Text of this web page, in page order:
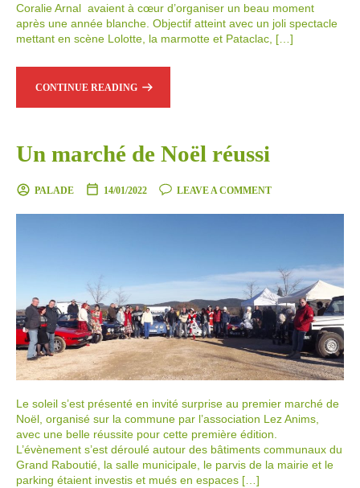
Coralie Arnal avaient à cœur d’organiser un beau moment
après une année blanche. Objectif atteint avec un joli spectacle
mettant en scène Lolotte, la marmotte et Pataclac, […]
CONTINUE READING
Un marché de Noël réussi
PALADE 14/01/2022 LEAVE A COMMENT
Le soleil s’est présenté en invité surprise au premier marché de
Noël, organisé sur la commune par l’association Lez Anims,
avec une belle réussite pour cette première édition.
L’évènement s’est déroulé autour des bâtiments communaux du
Grand Raboutié, la salle municipale, le parvis de la mairie et le
parking étaient investis et mués en espaces […]